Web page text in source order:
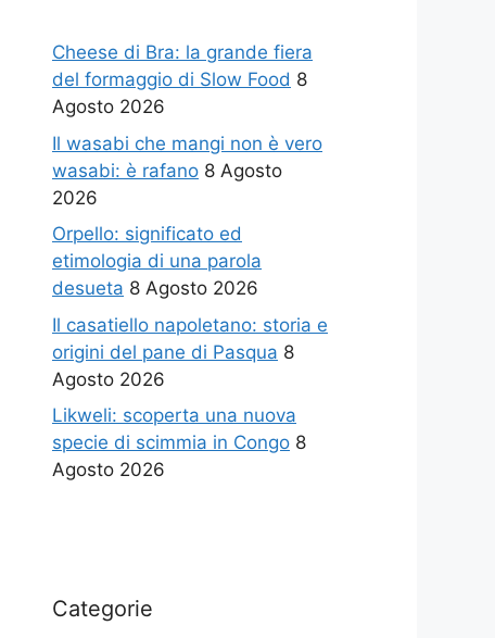
Cheese di Bra: la grande fiera
del formaggio di Slow Food 8
Agosto 2026
Il wasabi che mangi non è vero
wasabi: è rafano 8 Agosto
2026
Orpello: significato ed
etimologia di una parola
desueta 8 Agosto 2026
Il casatiello napoletano: storia e
origini del pane di Pasqua 8
Agosto 2026
Likweli: scoperta una nuova
specie di scimmia in Congo 8
Agosto 2026
Categorie